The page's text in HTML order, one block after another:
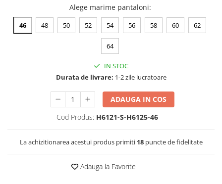
Impermeabila
Costume de ploaie impermeabile
Jachete / Bluze salopeta
Pantaloni impermeabili
Pelerine de ploaie
Industria alimentara
Manecute
Pantaloni de lucru
Sorturi impermeabile
Alege marime pantaloni:
46 48 50 52 54 56 58 60 62
64
IN STOC
Durata de livrare: 1-2 zile lucratoare
ADAUGA IN COS
Cod Produs: H6121-S-H6125-46
La achizitionarea acestui produs primiti 18puncte de fidelitate
Adauga la Favorite